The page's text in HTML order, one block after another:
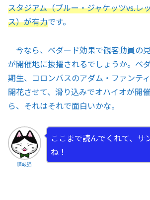
スタジアム（ブルー・ジャケッツvs.レ
ス）が有力です。
今なら、ベダード効果で観客動員の
が開催地に抜擢されるでしょうか。ベ
期生、コロンバスのアダム・ファンテ
開花させて、滑り込みでオハイオが開
ら、それはそれで面白いかな。
讃岐猫
ここまで読んでくれて、サ
ね！